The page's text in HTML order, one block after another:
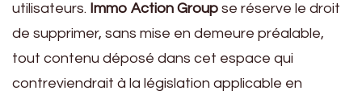
utilisateurs. Immo Action Group se réserve le droit
de supprimer, sans mise en demeure préalable,
tout contenu déposé dans cet espace qui
contreviendrait à la législation applicable en